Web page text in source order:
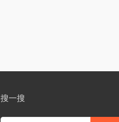
搜一搜